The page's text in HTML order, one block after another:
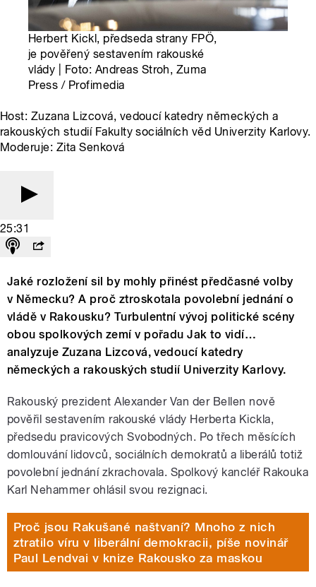
Herbert Kickl, předseda strany FPÖ,
je pověřený sestavením rakouské
vlády | Foto: Andreas Stroh, Zuma
Press / Profimedia
Host: Zuzana Lizcová, vedoucí katedry německých a
rakouských studií Fakulty sociálních věd Univerzity Karlovy.
Moderuje: Zita Senková
25:31
Jaké rozložení sil by mohly přinést předčasné volby
v Německu? A proč ztroskotala povolební jednání o
vládě v Rakousku? Turbulentní vývoj politické scény
obou spolkových zemí v pořadu Jak to vidí…
analyzuje Zuzana Lizcová, vedoucí katedry
německých a rakouských studií Univerzity Karlovy.
Rakouský prezident Alexander Van der Bellen nově
pověřil sestavením rakouské vlády Herberta Kickla,
předsedu pravicových Svobodných. Po třech měsících
domlouvání lidovců, sociálních demokratů a liberálů totiž
povolební jednání zkrachovala. Spolkový kancléř Rakouka
Karl Nehammer ohlásil svou rezignaci.
Proč jsou Rakušané naštvaní? Mnoho z nich
ztratilo víru v liberální demokracii, píše novinář
Paul Lendvai v knize Rakousko za maskou